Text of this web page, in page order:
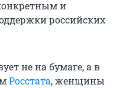
и
российских
не на бумаге, а в
Росстата, женщины